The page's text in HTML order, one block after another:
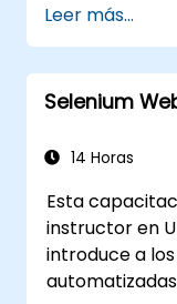
Aprender
OpenAPI.
Conectar
Generar
en la nube.
Leer más...
Selenium
14 Horas
Esta
instructor en
introduce a